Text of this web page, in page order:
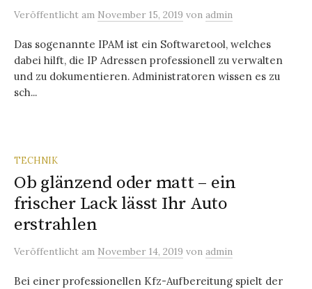
Veröffentlicht am November 15, 2019 von admin
Das sogenannte IPAM ist ein Softwaretool, welches
dabei hilft, die IP Adressen professionell zu verwalten
und zu dokumentieren. Administratoren wissen es zu
sch...
TECHNIK
Ob glänzend oder matt – ein
frischer Lack lässt Ihr Auto
erstrahlen
Veröffentlicht am November 14, 2019 von admin
Bei einer professionellen Kfz-Aufbereitung spielt der